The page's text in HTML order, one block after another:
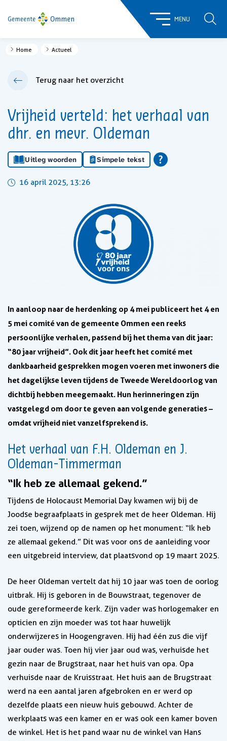
MENU
Home Actueel
Terug naar het overzicht
Vrijheid verteld: het verhaal van
dhr. en mevr. Oldeman
Uitleg woorden Simpele tekst
16 april 2025, 13:26
In aanloop naar de herdenking op 4 mei publiceert het 4 en
5 mei comité van de gemeente Ommen een reeks
persoonlijke verhalen, passend bij het thema van dit jaar:
“80 jaar vrijheid”. Ook dit jaar heeft het comité met
dankbaarheid gesprekken mogen voeren met inwoners die
het dagelijkse leven tijdens de Tweede Wereldoorlog van
dichtbij hebben meegemaakt. Hun herinneringen zijn
vastgelegd om door te geven aan volgende generaties –
omdat vrijheid niet vanzelfsprekend is.
Het verhaal van F.H. Oldeman en J.
Oldeman-Timmerman
“Ik heb ze allemaal gekend.”
Tijdens de Holocaust Memorial Day kwamen wij bij de
Joodse begraafplaats in gesprek met de heer Oldeman. Hij
zei toen, wijzend op de namen op het monument: “Ik heb
ze allemaal gekend.” Dit was voor ons de aanleiding voor
een uitgebreid interview, dat plaatsvond op 19 maart 2025.
De heer Oldeman vertelt dat hij 10 jaar was toen de oorlog
uitbrak. Hij is geboren in de Bouwstraat, tegenover de
oude gereformeerde kerk. Zijn vader was horlogemaker en
opticien en zijn moeder was tot haar huwelijk
onderwijzeres in Hoogengraven. Hij had één zus die vijf
jaar ouder was. Toen hij vier jaar oud was, verhuisde het
gezin naar de Brugstraat, naar het huis van opa. Opa
verhuisde naar de Kruisstraat. Het huis aan de Brugstraat
werd na een aantal jaren afgebroken en er werd op
dezelfde plaats een nieuw huis gebouwd. Achter de
werkplaats was een kamer en er was ook een kamer boven
de winkel. Het is het pand waar nu de winkel van Hans